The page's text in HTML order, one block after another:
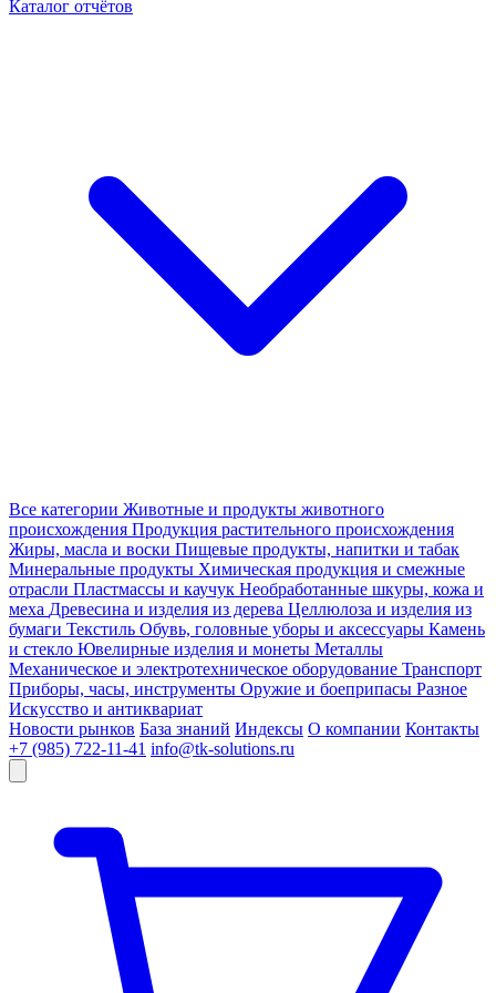
Каталог отчётов
Все категории Животные и продукты животного
происхождения Продукция растительного происхождения
Жиры, масла и воски Пищевые продукты, напитки и табак
Минеральные продукты Химическая продукция и смежные
отрасли Пластмассы и каучук Необработанные шкуры, кожа и
меха Древесина и изделия из дерева Целлюлоза и изделия из
бумаги Текстиль Обувь, головные уборы и аксессуары Камень
и стекло Ювелирные изделия и монеты Металлы
Механическое и электротехническое оборудование Транспорт
Приборы, часы, инструменты Оружие и боеприпасы Разное
Искусство и антиквариат
Новости рынков База знаний Индексы О компании Контакты
+7 (985) 722-11-41 info@tk-solutions.ru